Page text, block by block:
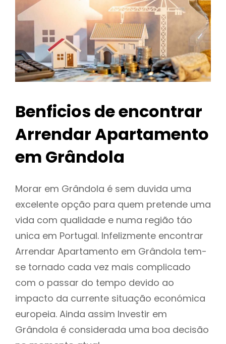
Benficios de encontrar
Arrendar Apartamento
em Grândola
Morar em Grândola é sem duvida uma
excelente opção para quem pretende uma
vida com qualidade e numa região táo
unica em Portugal. Infelizmente encontrar
Arrendar Apartamento em Grândola tem-
se tornado cada vez mais complicado
com o passar do tempo devido ao
impacto da currente situação económica
europeia. Ainda assim Investir em
Grândola é considerada uma boa decisão